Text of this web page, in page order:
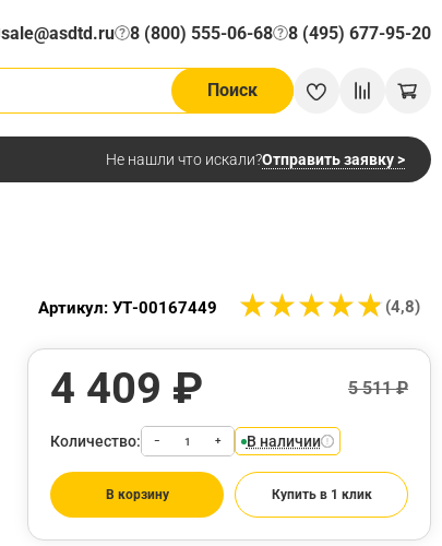
sale@asdtd.ru 8 (800) 555-06-68
? 8 (495) 677-95-20
?
Поиск
Не нашли что искали?Отправить заявку >
★★★★★
★★★★★ (4,8)
Артикул: УТ-00167449
4 409 ₽ 5 511 ₽
Количество: − + В наличии
В корзину Купить в 1 клик